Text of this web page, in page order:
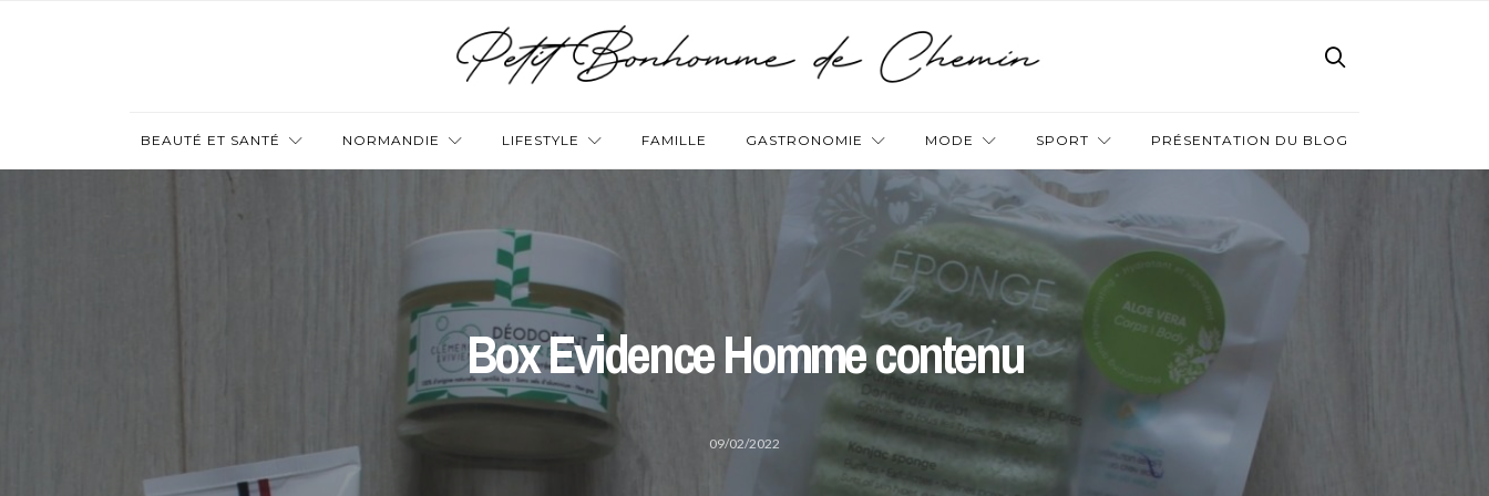
BEAUTÉ ET SANTÉ NORMANDIE LIFESTYLE FAMILLE GASTRONOMIE MODE SPORT PRÉSENTATION DU BLOG
Box Evidence Homme contenu
09/02/2022